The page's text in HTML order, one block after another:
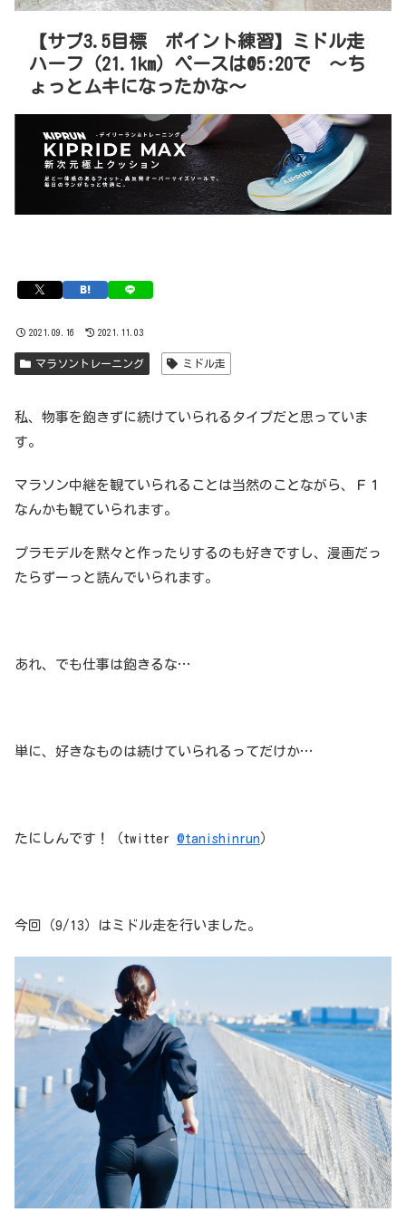
【サブ3.5目標 ポイント練習】ミドル走
ハーフ（21.1km）ペースは@5:20で 〜ち
ょっとムキになったかな〜
2021.09.16 2021.11.03
マラソントレーニング ミドル走
私、物事を飽きずに続けていられるタイプだと思っていま
す。
マラソン中継を観ていられることは当然のことながら、Ｆ１
なんかも観ていられます。
プラモデルを黙々と作ったりするのも好きですし、漫画だっ
たらずーっと読んでいられます。
あれ、でも仕事は飽きるな…
単に、好きなものは続けていられるってだけか…
たにしんです！（twitter @tanishinrun ）
今回（9/13）はミドル走を行いました。